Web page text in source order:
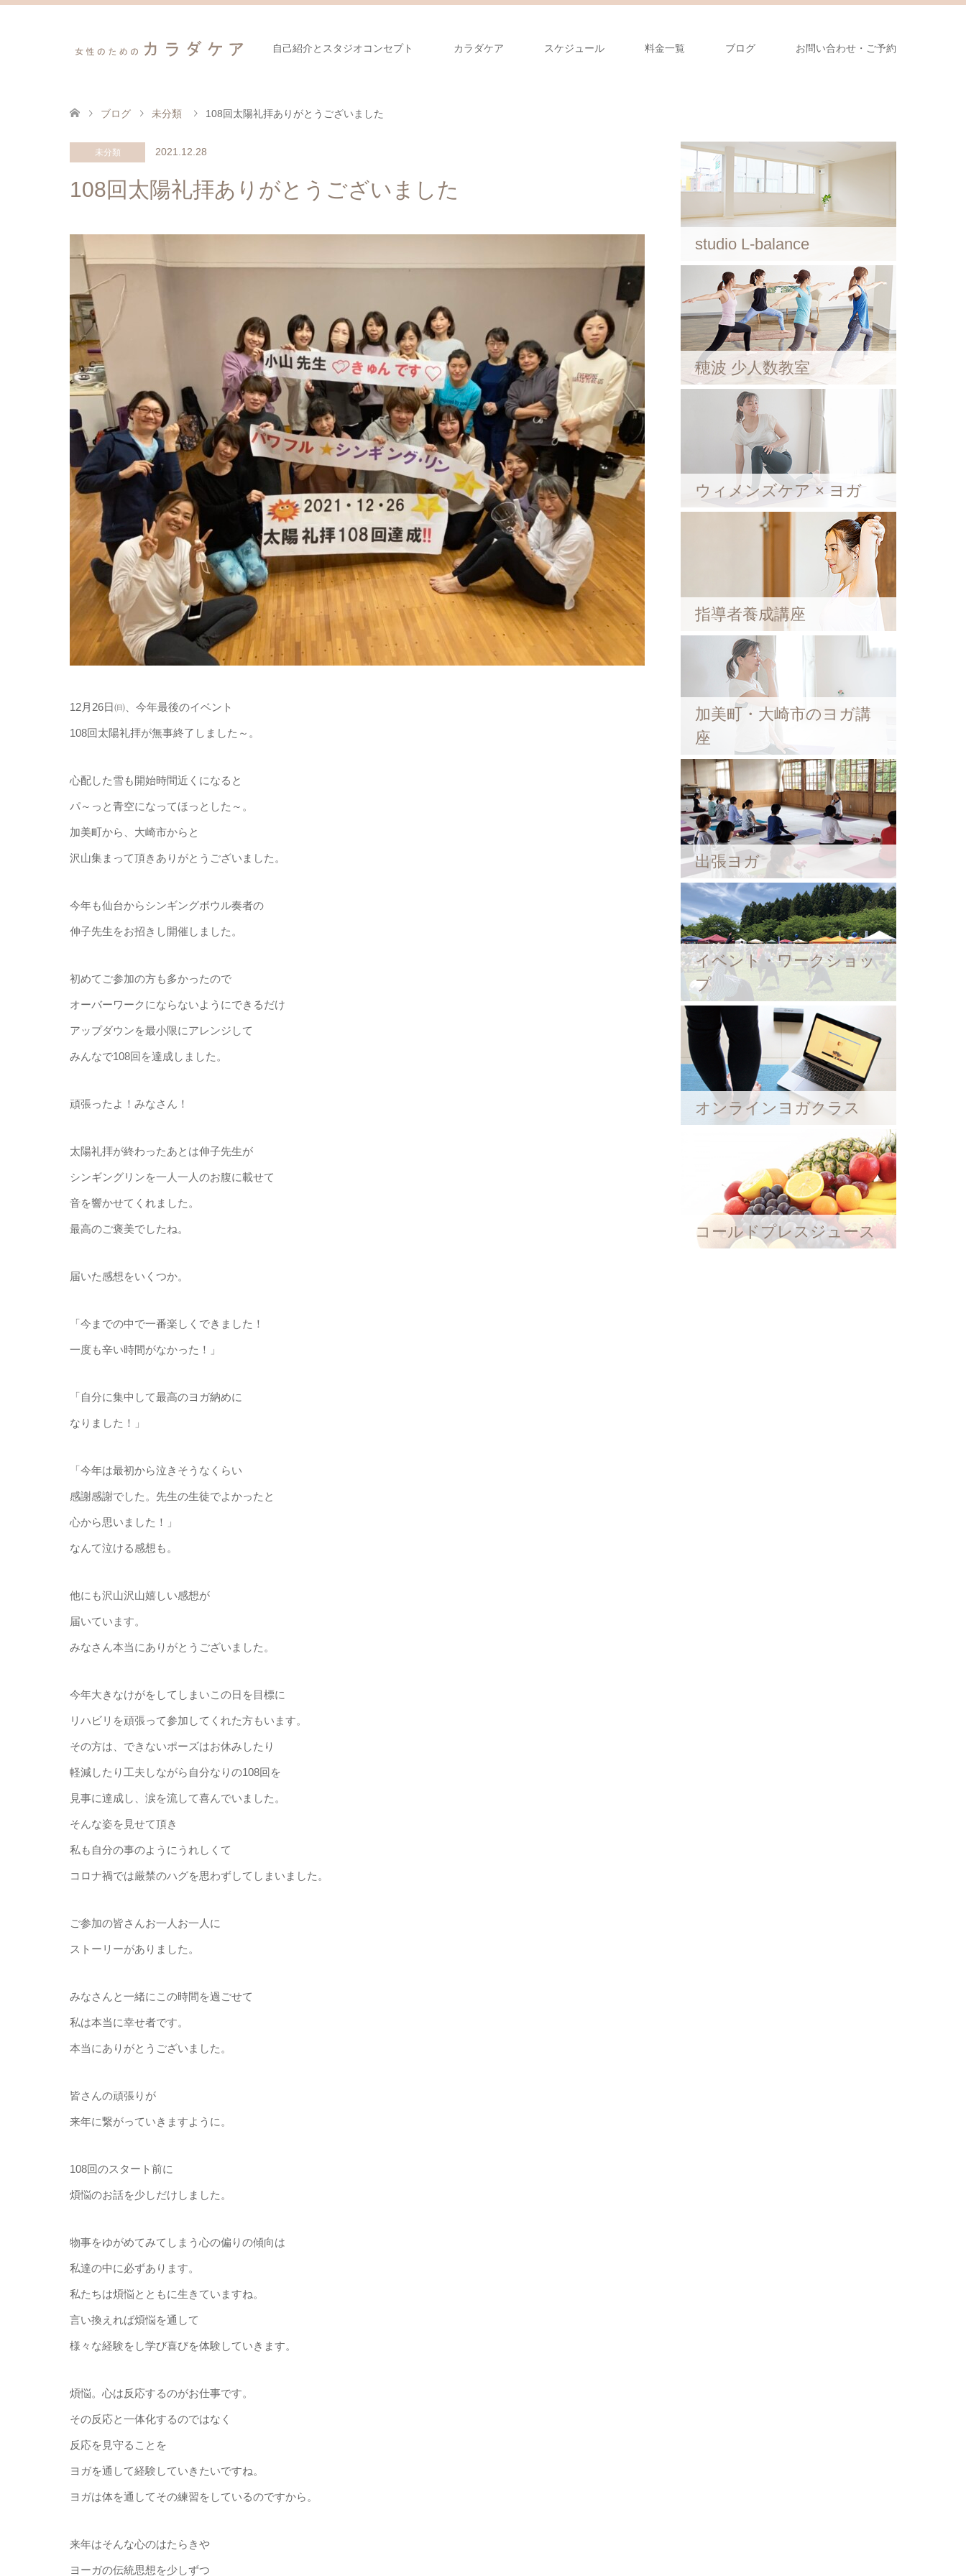
自己紹介とスタジオコンセプト カラダケア スケジュール 料金一覧 ブログ お問い合わせ・ご予約
ブログ 未分類 108回太陽礼拝ありがとうございました
未分類 2021.12.28
108回太陽礼拝ありがとうございました
12月26日㈰、今年最後のイベント
108回太陽礼拝が無事終了しました～。
心配した雪も開始時間近くになると
パ～っと青空になってほっとした～。
加美町から、大崎市からと
沢山集まって頂きありがとうございました。
今年も仙台からシンギングボウル奏者の
伸子先生をお招きし開催しました。
初めてご参加の方も多かったので
オーバーワークにならないようにできるだけ
アップダウンを最小限にアレンジして
みんなで108回を達成しました。
頑張ったよ！みなさん！
太陽礼拝が終わったあとは伸子先生が
シンギングリンを一人一人のお腹に載せて
音を響かせてくれました。
最高のご褒美でしたね。
届いた感想をいくつか。
「今までの中で一番楽しくできました！
一度も辛い時間がなかった！」
「自分に集中して最高のヨガ納めに
なりました！」
「今年は最初から泣きそうなくらい
感謝感謝でした。先生の生徒でよかったと
心から思いました！」
なんて泣ける感想も。
他にも沢山沢山嬉しい感想が
届いています。
みなさん本当にありがとうございました。
今年大きなけがをしてしまいこの日を目標に
リハビリを頑張って参加してくれた方もいます。
その方は、できないポーズはお休みしたり
軽減したり工夫しながら自分なりの108回を
見事に達成し、涙を流して喜んでいました。
そんな姿を見せて頂き
私も自分の事のようにうれしくて
コロナ禍では厳禁のハグを思わずしてしまいました。
ご参加の皆さんお一人お一人に
ストーリーがありました。
みなさんと一緒にこの時間を過ごせて
私は本当に幸せ者です。
本当にありがとうございました。
皆さんの頑張りが
来年に繋がっていきますように。
108回のスタート前に
煩悩のお話を少しだけしました。
物事をゆがめてみてしまう心の偏りの傾向は
私達の中に必ずあります。
私たちは煩悩とともに生きていますね。
言い換えれば煩悩を通して
様々な経験をし学び喜びを体験していきます。
煩悩。心は反応するのがお仕事です。
その反応と一体化するのではなく
反応を見守ることを
ヨガを通して経験していきたいですね。
ヨガは体を通してその練習をしているのですから。
来年はそんな心のはたらきや
ヨーガの伝統思想を少しずつ
studio L-balance
穂波 少人数教室
ウィメンズケア × ヨガ
指導者養成講座
加美町・大崎市のヨガ講
座
出張ヨガ
イベント・ワークショッ
プ
オンラインヨガクラス
コールドプレスジュース